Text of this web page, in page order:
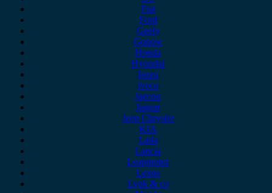
Fiat
Ford
Geely
Gonow
Honda
Hyundai
Isuzu
iveco
Jaecoo
Jaguar
Jeep Chrysler
KIA
Lada
Lancia
Leapmotor
Lexus
Lynk & co